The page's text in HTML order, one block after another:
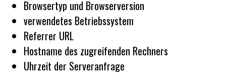
Browsertyp und Browserversion
verwendetes Betriebssystem
Referrer URL
Hostname des zugreifenden Rechners
Uhrzeit der Serveranfrage